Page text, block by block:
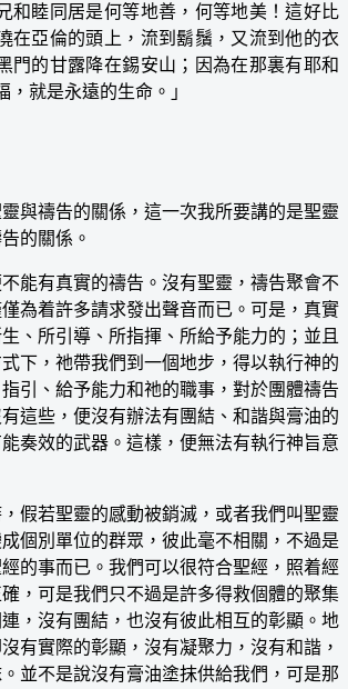
和睦同居是何等地善，何等地美！這好比
在亞倫的頭上，流到鬍鬚，又流到他的衣
門的甘露降在錫安山；因為在那裏有耶和
，就是永遠的生命。」
禱告的關係，這一次我所要講的是聖靈
的關係。
有真實的禱告。沒有聖靈，禱告聚會不
為着許多請求發出聲音而已。可是，真實
、所引導、所指揮、所給予能力的；並且
下，祂帶我們到一個地步，得以執行神的
引、給予能力和祂的職事，對於團體禱告
這些，便沒有辦法有團結、和諧與膏油的
奏效的武器。這樣，便無法有執行神旨意
若聖靈的感動被銷滅，或者我們叫聖靈
個別單位的群眾，彼此毫不相關，不過是
的事而已。我們可以很符合聖經，照着經
，可是我們只不過是許多得救個體的聚集
，沒有團結，也沒有彼此相互的彰顯。地
有實際的彰顯，沒有凝聚力，沒有和諧，
並不是說沒有膏油塗抹供給我們，可是那